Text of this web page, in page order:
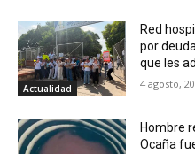
Actualidad
Red
por
que les
4 agosto,
Hombre
Ocaña